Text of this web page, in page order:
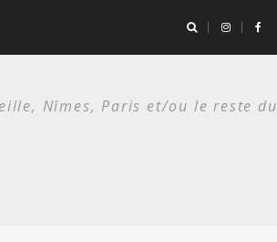
Nîmes, Paris et/ou le reste du